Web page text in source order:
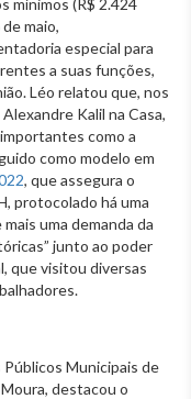
mínimos (R$ 2.424
maio,
especial para
a suas funções,
Léo relatou que, nos
Kalil na Casa,
como a
como modelo em
, que assegura o
protocolado há uma
uma demanda da
junto ao poder
que visitou diversas
Municipais de
destacou o